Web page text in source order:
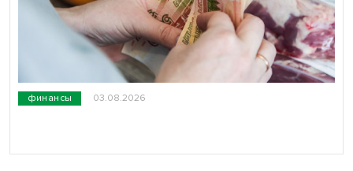
финансы 03.08.2026